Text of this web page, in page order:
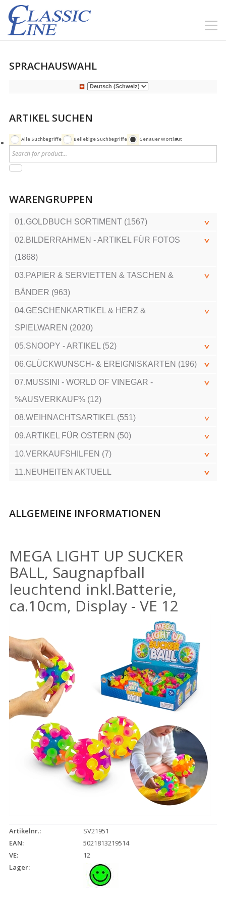
SPRACHAUSWAHL
ARTIKEL SUCHEN
Alle Suchbegriffe Beliebige Suchbegriffe Genauer Wortlaut
WARENGRUPPEN
01.GOLDBUCH SORTIMENT (1567)
02.BILDERRAHMEN - ARTIKEL FÜR FOTOS
(1868)
03.PAPIER & SERVIETTEN & TASCHEN &
BÄNDER (963)
04.GESCHENKARTIKEL & HERZ &
SPIELWAREN (2020)
05.SNOOPY - ARTIKEL (52)
06.GLÜCKWUNSCH- & EREIGNISKARTEN (196)
07.MUSSINI - WORLD OF VINEGAR -
%AUSVERKAUF% (12)
08.WEIHNACHTSARTIKEL (551)
09.ARTIKEL FÜR OSTERN (50)
10.VERKAUFSHILFEN (7)
11.NEUHEITEN AKTUELL
ALLGEMEINE INFORMATIONEN
MEGA LIGHT UP SUCKER
BALL, Saugnapfball
leuchtend inkl.Batterie,
ca.10cm, Display - VE 12
Artikelnr.:
SV21951
EAN:
5021813219514
VE:
12
Lager: